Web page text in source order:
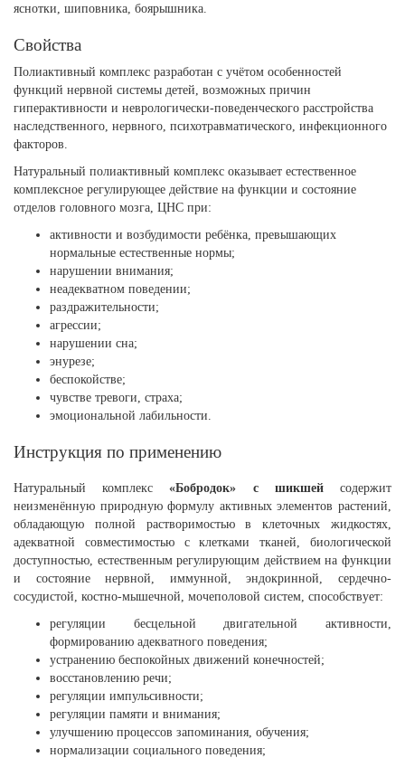
яснотки, шиповника, боярышника.
Свойства
Полиактивный комплекс разработан с учётом особенностей
функций нервной системы детей, возможных причин
гиперактивности и неврологически-поведенческого расстройства
наследственного, нервного, психотравматического, инфекционного
факторов.
Натуральный полиактивный комплекс оказывает естественное
комплексное регулирующее действие на функции и состояние
отделов головного мозга, ЦНС при:
активности и возбудимости ребёнка, превышающих
нормальные естественные нормы;
нарушении внимания;
неадекватном поведении;
раздражительности;
агрессии;
нарушении сна;
энурезе;
беспокойстве;
чувстве тревоги, страха;
эмоциональной лабильности.
Инструкция по применению
Натуральный комплекс«Бобродок» с шикшейсодержит
неизменённую природную формулу активных элементов растений,
обладающую полной растворимостью в клеточных жидкостях,
адекватной совместимостью с клетками тканей, биологической
доступностью, естественным регулирующим действием на функции
и состояние нервной, иммунной, эндокринной, сердечно-
сосудистой, костно-мышечной, мочеполовой систем, способствует:
регуляции бесцельной двигательной активности,
формированию адекватного поведения;
устранению беспокойных движений конечностей;
восстановлению речи;
регуляции импульсивности;
регуляции памяти и внимания;
улучшению процессов запоминания, обучения;
нормализации социального поведения;